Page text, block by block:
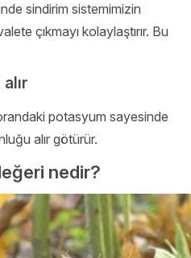
sindirim sistemimizin
çıkmayı kolaylaştırır. Bu
potasyum sayesinde
alır götürür.
nedir?